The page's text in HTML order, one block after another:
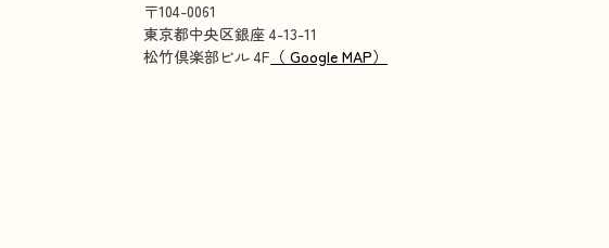
〒104-0061
東京都中央区銀座 4-13-11
松竹倶楽部ビル 4F （ Google MAP）